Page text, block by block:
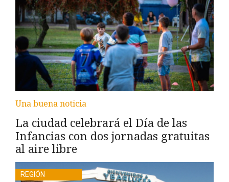
Una buena noticia
La ciudad celebrará el Día de las
Infancias con dos jornadas gratuitas
al aire libre
REGIÓN